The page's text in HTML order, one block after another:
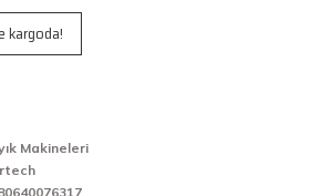
kargoda!
Makineleri